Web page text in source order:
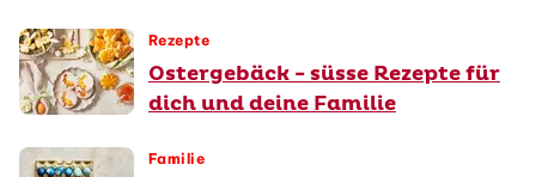
Rezepte
Ostergebäck - süsse Rezepte für
dich und deine Familie
Familie